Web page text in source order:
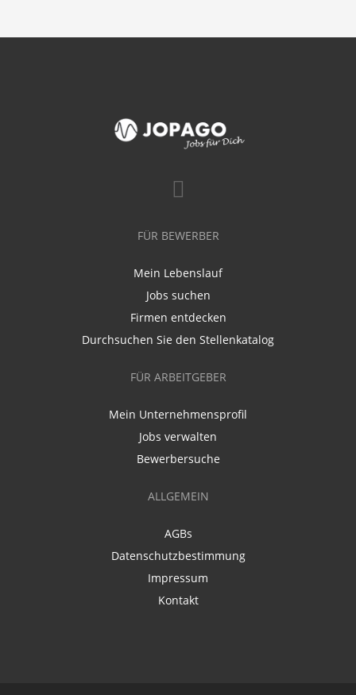
FÜR BEWERBER
Mein Lebenslauf
Jobs suchen
Firmen entdecken
Durchsuchen Sie den Stellenkatalog
FÜR ARBEITGEBER
Mein Unternehmensprofil
Jobs verwalten
Bewerbersuche
ALLGEMEIN
AGBs
Datenschutzbestimmung
Impressum
Kontakt